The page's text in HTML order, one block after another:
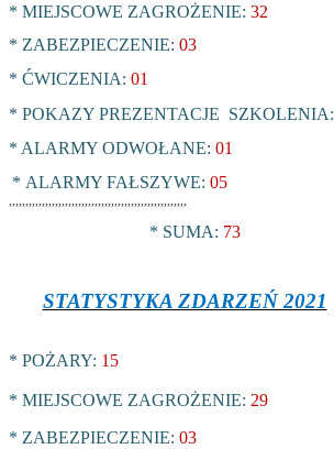
* MIEJSCOWE ZAGROŻENIE: 32
* ZABEZPIECZENIE: 03
* ĆWICZENIA: 01
* POKAZY PREZENTACJE SZKOLENIA:
* ALARMY ODWOŁANE: 01
* ALARMY FAŁSZYWE: 05
,,,,,,,,,,,,,,,,,,,,,,,,,,,,,,,,,,,,,,,,,,,,,,,,,,,,,,
* SUMA: 73
STATYSTYKA ZDARZEŃ 2021
* POŻARY: 15
* MIEJSCOWE ZAGROŻENIE: 29
* ZABEZPIECZENIE: 03